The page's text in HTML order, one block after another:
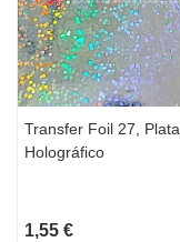
Transfer Foil 27, Plata
Holográfico
1,55 €